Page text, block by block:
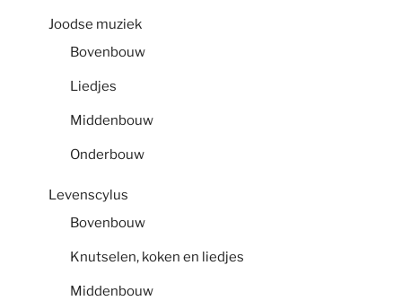
Joodse muziek
Bovenbouw
Liedjes
Middenbouw
Onderbouw
Levenscylus
Bovenbouw
Knutselen, koken en liedjes
Middenbouw